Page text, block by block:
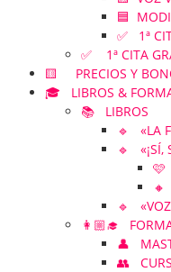
🟦
✅ 1ª
✅ 1ª CITA
🟨 PRECIOS Y
🎓 LIBROS &
📚 LIBROS
🔹 «LA
🔹 «¡SÍ,
🩷
🔹
👩🏼‍🎓
👤
👥